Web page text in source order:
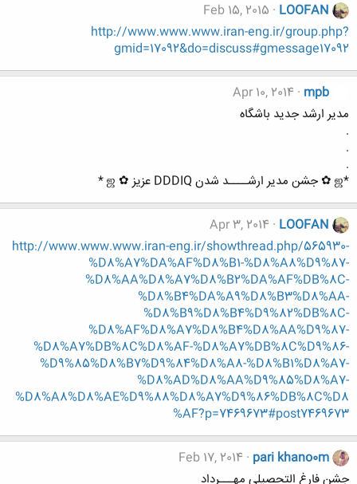
LOOFAN
Feb 15, 2015
http://www.www.www.iran-eng.ir/group.php?
gmid=17092&do=discuss#gmessage17092
mpb
Apr 10, 2014
مدیر ارشد جدید باشگاه
.
.
.
*ஜ ✿ جشن مدیر ارشــــد شدن DDDIQ عزیز ✿ ஜ *
LOOFAN
Apr 3, 2014
http://www.www.www.iran-eng.ir/showthread.php/565930-
%D8%A7%DA%AF%D8%B1-%D8%A8%D9%87-
%D8%AA%D8%A7%D8%B2%DA%AF%DB%8C-
%D8%B4%DA%A9%D8%B3%D8%AA-
%D8%B9%D8%B4%D9%82%DB%8C-
%D8%AF%D8%A7%D8%B4%D8%AA%D9%87-
%D8%A7%DB%8C%D8%AF-%D8%A7%DB%8C%D9%86-
%D9%85%D8%B7%D9%84%D8%A8-%D8%B1%D8%A7-
%D8%AD%D8%AA%D9%85%D8%A7-
%D8%A8%D8%AE%D9%88%D8%A7%D9%86%DB%8C%D8
%AF?p=7469673#post7469673
pari khano0m
Feb 17, 2014
جشن فارغ التحصیلی مهـــرداد